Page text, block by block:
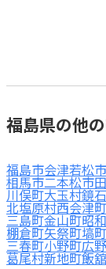
福島県の他
福島市会津若松市
相馬市二本松市
川俣町大玉村鏡
北塩原村西会津町
三島町金山町昭
棚倉町矢祭町塙町
三春町小野町広
葛尾村新地町飯